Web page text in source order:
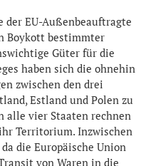
der EU-Außenbeauftragte
Boykott bestimmter
Güter für die
haben sich die ohnehin
zwischen den drei
Estland und Polen zu
alle vier Staaten rechnen
Territorium. Inzwischen
die Europäische Union
von Waren in die